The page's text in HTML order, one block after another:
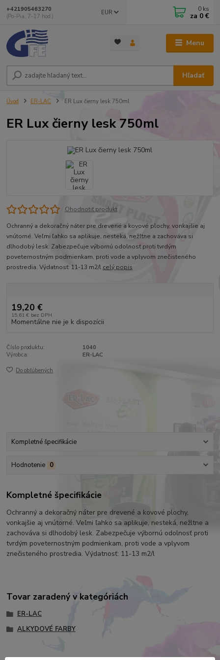
Menu
EUR
Hľadať
+421905463270
(Po-Pia, 7-17 hod.)
0 ks
za 0 €
Úvod ER-LAC ER Lux čierny lesk 750ml
ER Lux čierny lesk 750ml
Ohodnotiť produkt
Ochranný a dekoračný náter pre drevené a kovové plochy, vonkajšie aj
vnútorné. Veľmi ľahko sa aplikuje, nesteká, nežltne a zachováva si
dlhodobý lesk. Zabezpečuje výbornú odolnosť proti tvrdým
poveternostným podmienkam, proti vode a vplyvom znečisteného
prostredia. Výdatnosť: 11-13 m2/l celý popis
19,20 €
15,61 € bez DPH
Momentálne nie je k dispozícii
Číslo produktu:
1040
Výrobca:
ER-LAC
Do obľúbených
Kompletné špecifikácie
Hodnotenie 0
Kompletné špecifikácie
Ochranný a dekoračný náter pre drevené a kovové plochy,
vonkajšie aj vnútorné. Veľmi ľahko sa aplikuje, nesteká, nežltne a
zachováva si dlhodobý lesk. Zabezpečuje výbornú odolnosť proti
tvrdým poveternostným podmienkam, proti vode a vplyvom
znečisteného prostredia. Výdatnosť: 11-13 m2/l
Tovar zaradený v kategóriách
ER-LAC
ALKYDOVÉ FARBY